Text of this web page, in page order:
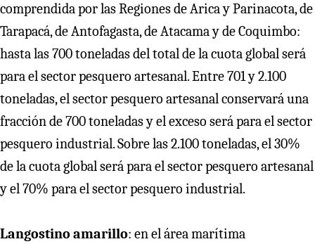
comprendida por las Regiones de Arica y Parinacota, de
Tarapacá, de Antofagasta, de Atacama y de Coquimbo:
hasta las 700 toneladas del total de la cuota global será
para el sector pesquero artesanal. Entre 701 y 2.100
toneladas, el sector pesquero artesanal conservará una
fracción de 700 toneladas y el exceso será para el sector
pesquero industrial. Sobre las 2.100 toneladas, el 30%
de la cuota global será para el sector pesquero artesanal
y el 70% para el sector pesquero industrial.
Langostino amarillo: en el área marítima